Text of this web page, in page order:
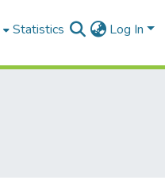
Statistics Log In